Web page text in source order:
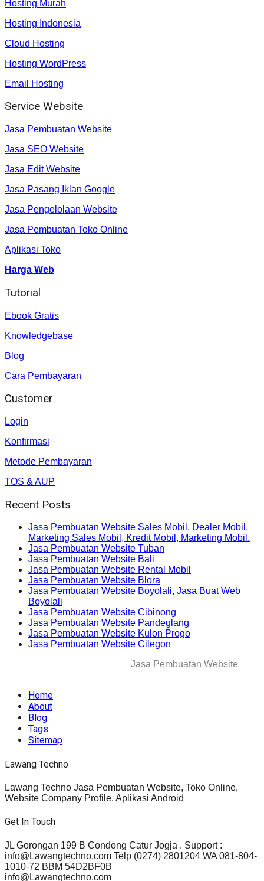
Hosting Murah
Hosting Indonesia
Cloud Hosting
Hosting WordPress
Email Hosting
Service Website
Jasa Pembuatan Website
Jasa SEO Website
Jasa Edit Website
Jasa Pasang Iklan Google
Jasa Pengelolaan Website
Jasa Pembuatan Toko Online
Aplikasi Toko
Harga Web
Tutorial
Ebook Gratis
Knowledgebase
Blog
Cara Pembayaran
Customer
Login
Konfirmasi
Metode Pembayaran
TOS & AUP
Recent Posts
Jasa Pembuatan Website Sales Mobil, Dealer Mobil,
Marketing Sales Mobil, Kredit Mobil, Marketing Mobil.
Jasa Pembuatan Website Tuban
Jasa Pembuatan Website Bali
Jasa Pembuatan Website Rental Mobil
Jasa Pembuatan Website Blora
Jasa Pembuatan Website Boyolali, Jasa Buat Web
Boyolali
Jasa Pembuatan Website Cibinong
Jasa Pembuatan Website Pandeglang
Jasa Pembuatan Website Kulon Progo
Jasa Pembuatan Website Cilegon
Jasa Pembuatan Website
Home
About
Blog
Tags
Sitemap
Lawang Techno
Lawang Techno Jasa Pembuatan Website, Toko Online,
Website Company Profile, Aplikasi Android
Get In Touch
JL Gorongan 199 B Condong Catur Jogja . Support :
info@Lawangtechno.com Telp (0274) 2801204 WA 081-804-
1010-72 BBM 54D2BF0B
info@Lawangtechno.com